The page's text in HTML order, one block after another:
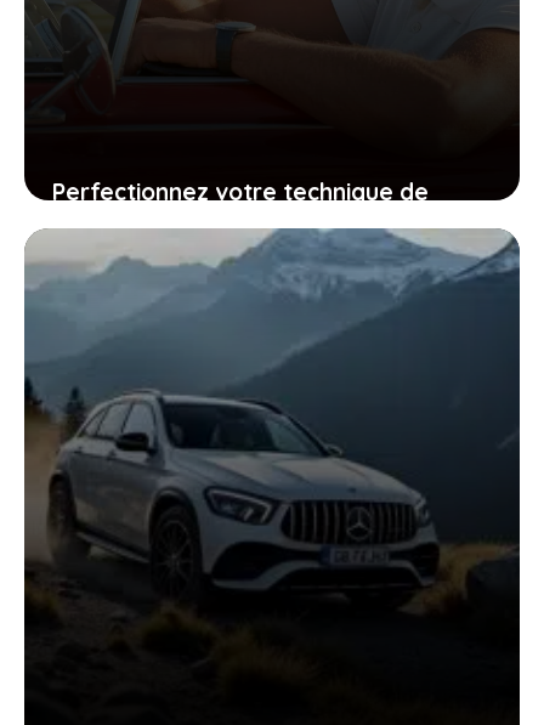
Perfectionnez votre technique de
conduite avec des conseils adaptés à
tous les conducteurs